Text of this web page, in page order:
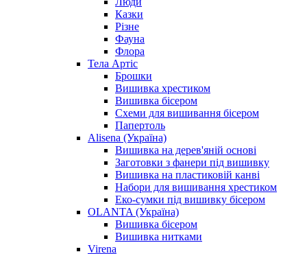
Казки
Різне
Фауна
Флора
Тела Артіс
Брошки
Вишивка хрестиком
Вишивка бісером
Схеми для вишивання бісером
Папертоль
Alisena (Україна)
Вишивка на дерев'яній основі
Заготовки з фанери під вишивку
Вишивка на пластиковій канві
Набори для вишивання хрестиком
Еко-сумки під вишивку бісером
OLANTA (Україна)
Вишивка бісером
Вишивка нитками
Virena